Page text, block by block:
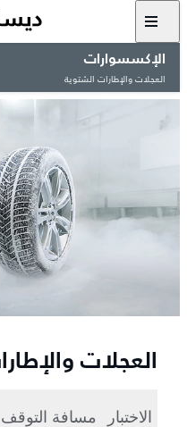
الإكسسوارات
العجلات والإطارات الشتوية
العجلات
الاختبار مسافة التوقف